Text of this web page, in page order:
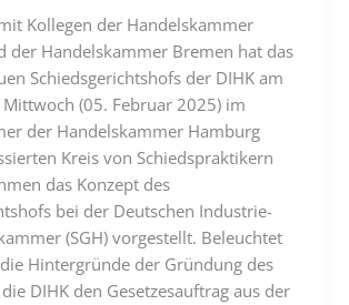
Kollegen der Handelskammer
der Handelskammer Bremen hat das
Schiedsgerichtshofs der DIHK am
(05. Februar 2025) im
der Handelskammer Hamburg
Kreis von Schiedspraktikern
das Konzept des
bei der Deutschen Industrie-
(SGH) vorgestellt. Beleuchtet
Hintergründe der Gründung des
DIHK den Gesetzesauftrag aus der